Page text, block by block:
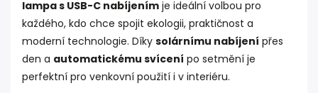
lampa s USB-C nabíjením je ideální volbou pro
každého, kdo chce spojit ekologii, praktičnost a
moderní technologie. Díky solárnímu nabíjení přes
den a automatickému svícení po setmění je
perfektní pro venkovní použití i v interiéru.